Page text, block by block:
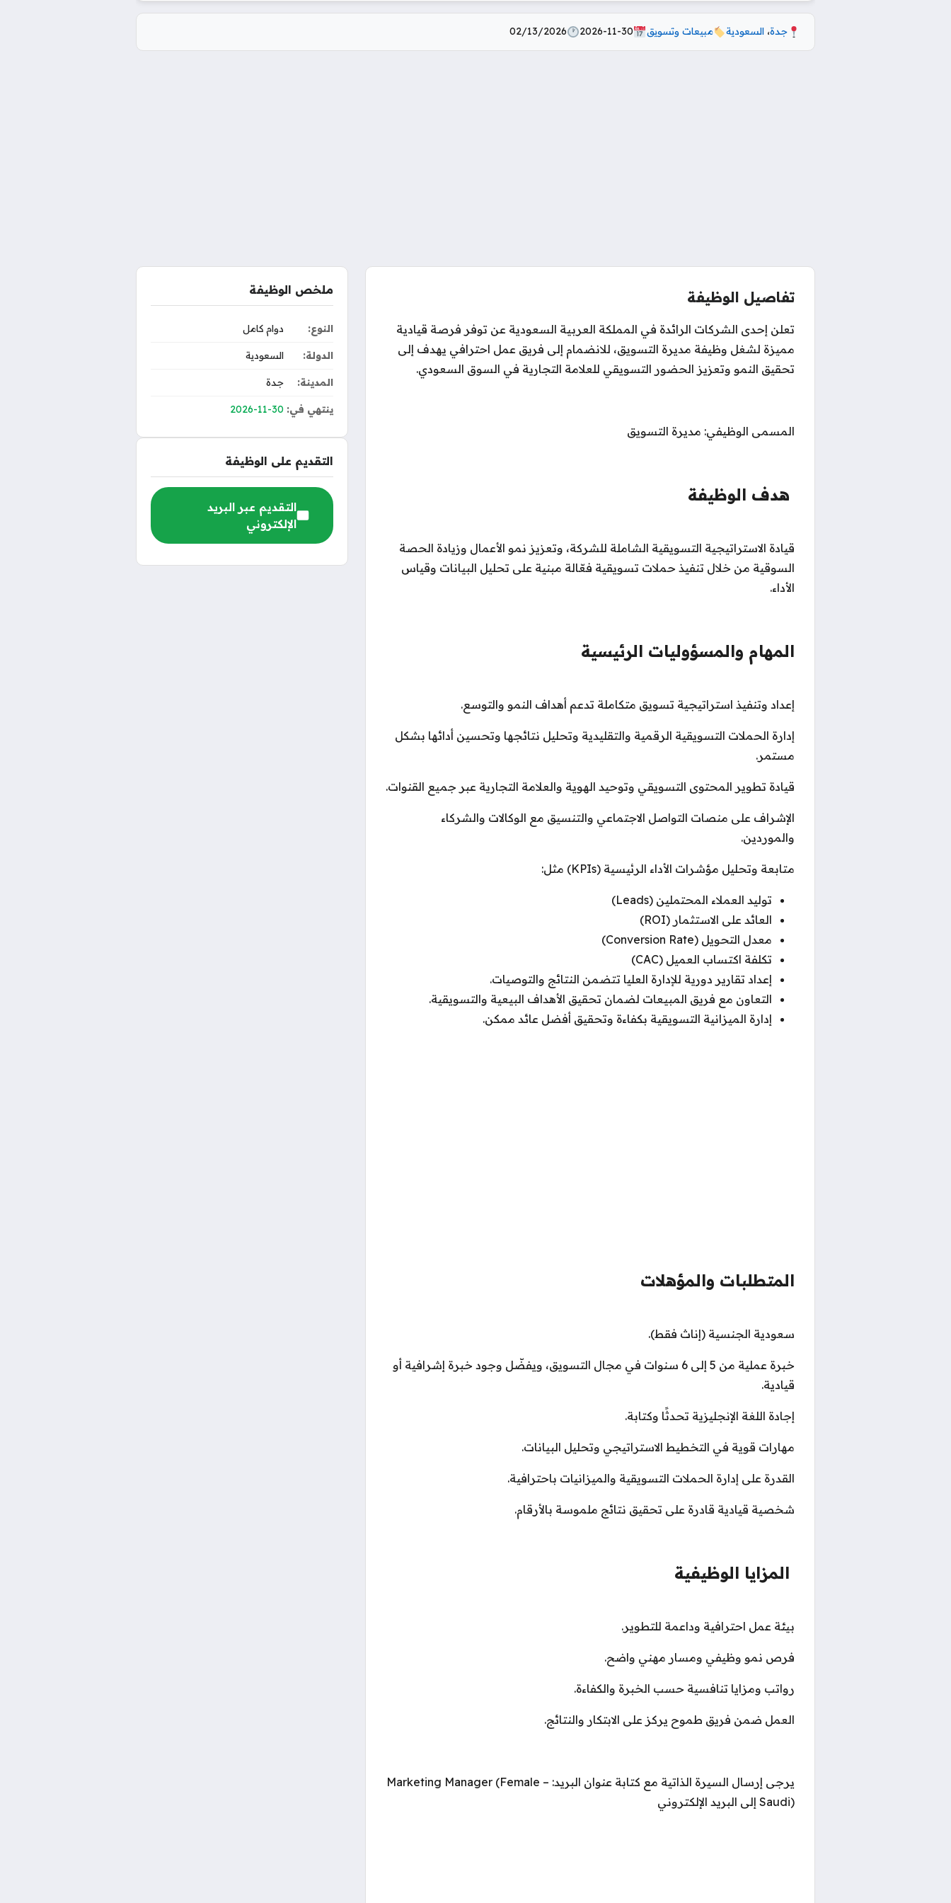
جدة،السعودية مبيعات وتسويق 2026-11-30
02/13/2026
تفاصيل الوظيفة
تعلن إحدى الشركات الرائدة في المملكة العربية السعودية عن توفر فرصة قيادية
مميزة لشغل وظيفة مديرة التسويق، للانضمام إلى فريق عمل احترافي يهدف إلى
تحقيق النمو وتعزيز الحضور التسويقي للعلامة التجارية في السوق السعودي.
المسمى الوظيفي: مديرة التسويق
هدف الوظيفة
قيادة الاستراتيجية التسويقية الشاملة للشركة، وتعزيز نمو الأعمال وزيادة الحصة
السوقية من خلال تنفيذ حملات تسويقية فعّالة مبنية على تحليل البيانات وقياس
الأداء.
المهام والمسؤوليات الرئيسية
إعداد وتنفيذ استراتيجية تسويق متكاملة تدعم أهداف النمو والتوسع.
إدارة الحملات التسويقية الرقمية والتقليدية وتحليل نتائجها وتحسين أدائها بشكل
مستمر.
قيادة تطوير المحتوى التسويقي وتوحيد الهوية والعلامة التجارية عبر جميع القنوات.
الإشراف على منصات التواصل الاجتماعي والتنسيق مع الوكالات والشركاء
والموردين.
متابعة وتحليل مؤشرات الأداء الرئيسية (KPIs) مثل:
توليد العملاء المحتملين (Leads)
العائد على الاستثمار (ROI)
معدل التحويل (Conversion Rate)
تكلفة اكتساب العميل (CAC)
إعداد تقارير دورية للإدارة العليا تتضمن النتائج والتوصيات.
التعاون مع فريق المبيعات لضمان تحقيق الأهداف البيعية والتسويقية.
إدارة الميزانية التسويقية بكفاءة وتحقيق أفضل عائد ممكن.
المتطلبات والمؤهلات
سعودية الجنسية (إناث فقط).
خبرة عملية من 5 إلى 6 سنوات في مجال التسويق، ويفضّل وجود خبرة إشرافية أو
قيادية.
إجادة اللغة الإنجليزية تحدثًا وكتابة.
مهارات قوية في التخطيط الاستراتيجي وتحليل البيانات.
القدرة على إدارة الحملات التسويقية والميزانيات باحترافية.
شخصية قيادية قادرة على تحقيق نتائج ملموسة بالأرقام.
المزايا الوظيفية
بيئة عمل احترافية وداعمة للتطوير.
فرص نمو وظيفي ومسار مهني واضح.
رواتب ومزايا تنافسية حسب الخبرة والكفاءة.
العمل ضمن فريق طموح يركز على الابتكار والنتائج.
يرجى إرسال السيرة الذاتية مع كتابة عنوان البريد: Marketing Manager (Female –
Saudi) إلى البريد الإلكتروني
ملخص الوظيفة
النوع: دوام كامل
الدولة: السعودية
المدينة: جدة
ينتهي في: 2026-11-30
التقديم على الوظيفة
التقديم عبر البريد
الإلكتروني